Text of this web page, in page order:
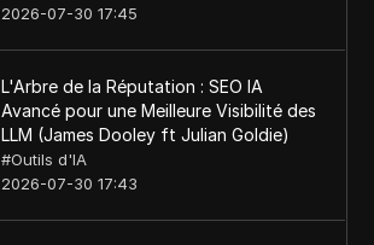
2026-07-30 17:45
L'Arbre de la Réputation : SEO IA
Avancé pour une Meilleure Visibilité des
LLM (James Dooley ft Julian Goldie)
#Outils d'IA
2026-07-30 17:43